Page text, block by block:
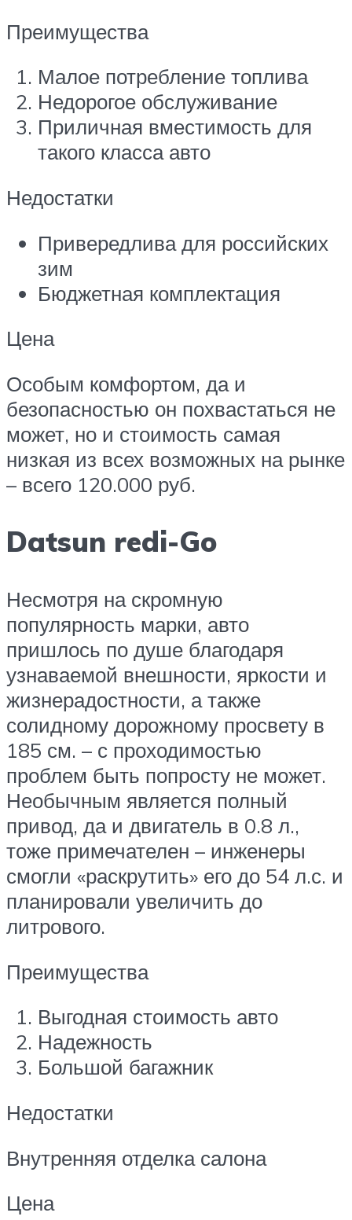
Преимущества
Малое потребление топлива
Недорогое обслуживание
Приличная вместимость для
такого класса авто
Недостатки
Привередлива для российских
зим
Бюджетная комплектация
Цена
Особым комфортом, да и
безопасностью он похвастаться не
может, но и стоимость самая
низкая из всех возможных на рынке
– всего 120.000 руб.
Datsun redi-Go
Несмотря на скромную
популярность марки, авто
пришлось по душе благодаря
узнаваемой внешности, яркости и
жизнерадостности, а также
солидному дорожному просвету в
185 см. – с проходимостью
проблем быть попросту не может.
Необычным является полный
привод, да и двигатель в 0.8 л.,
тоже примечателен – инженеры
смогли «раскрутить» его до 54 л.с. и
планировали увеличить до
литрового.
Преимущества
Выгодная стоимость авто
Надежность
Большой багажник
Недостатки
Внутренняя отделка салона
Цена